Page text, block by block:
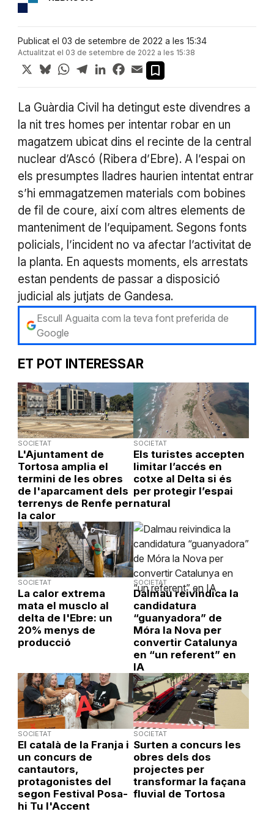
Publicat el 03 de setembre de 2022 a les 15:34
Actualitzat el 03 de setembre de 2022 a les 15:38
X BlueskyWhatsApp
TelegramLinkedInFacebook
Email
La Guàrdia Civil ha detingut este divendres a
la nit tres homes per intentar robar en un
magatzem ubicat dins el recinte de la central
nuclear d’Ascó (Ribera d’Ebre). A l’espai on
els presumptes lladres haurien intentat entrar
s’hi emmagatzemen materials com bobines
de fil de coure, així com altres elements de
manteniment de l’equipament. Segons fonts
policials, l’incident no va afectar l’activitat de
la planta. En aquests moments, els arrestats
estan pendents de passar a disposició
judicial als jutjats de Gandesa.
Escull Aguaita com la teva font preferida de
Google
ET POT INTERESSAR
SOCIETAT
L'Ajuntament de
Tortosa amplia el
termini de les obres
de l'aparcament dels
terrenys de Renfe per
la calor
SOCIETAT
Els turistes accepten
limitar l’accés en
cotxe al Delta si és
per protegir l’espai
natural
SOCIETAT
La calor extrema
mata el musclo al
delta de l'Ebre: un
20% menys de
producció
SOCIETAT
Dalmau reivindica la
candidatura
“guanyadora” de
Móra la Nova per
convertir Catalunya
en “un referent” en
IA
SOCIETAT
El català de la Franja i
un concurs de
cantautors,
protagonistes del
segon Festival Posa-
hi Tu l'Accent
SOCIETAT
Surten a concurs les
obres dels dos
projectes per
transformar la façana
fluvial de Tortosa